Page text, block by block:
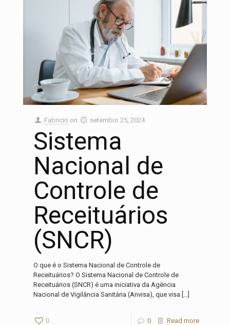
Fabricio on setembro 25, 2024
Sistema
Nacional de
Controle de
Receituários
(SNCR)
O que é o Sistema Nacional de Controle de
Receituários? O Sistema Nacional de Controle de
Receituários (SNCR) é uma iniciativa da Agência
Nacional de Vigilância Sanitária (Anvisa), que visa […]
0 0 Read more